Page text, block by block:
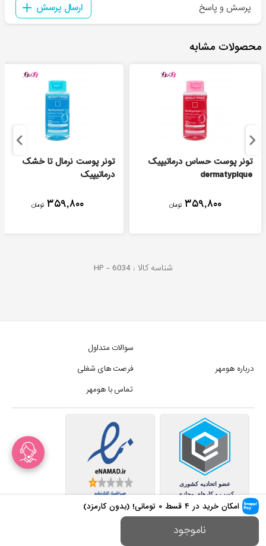
امکان خرید در ۴ قسط ۰ تومانی! (بدون کارمزد)
ناموجود
پرسش و پاسخ ارسال پرسش
محصولات مشابه
تونر پوست حساس درماتیپیک
dermatypique
۳۵۹,۸۰۰ تومان
تونر پوست نرمال تا خشک
درماتیپیک
۳۵۹,۸۰۰ تومان
شناسه کالا : HP - 6034
درباره هومهر
سوالات متداول
فرصت های شغلی
تماس با هومهر
کلیه حقوق این سایت متعلق به
مجموع فروشگاه های هومهر (فروشگاه آنلاین هومهر) میباشد.